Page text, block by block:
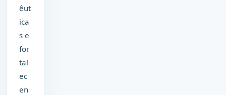
êut
ica
s e
for
tal
ec
en